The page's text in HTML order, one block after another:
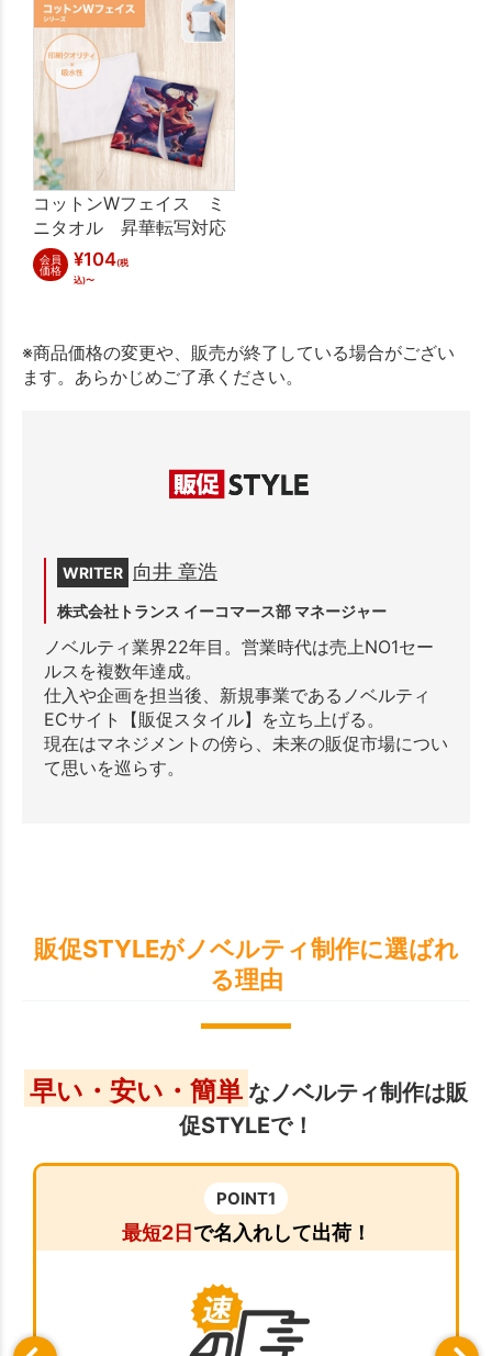
コットンWフェイス ミ
ニタオル 昇華転写対応
会員
価格
¥104(税
込)〜
※商品価格の変更や、販売が終了している場合がござい
ます。あらかじめご了承ください。
WRITER 向井 章浩
株式会社トランス イーコマース部 マネージャー
ノベルティ業界22年目。営業時代は売上NO1セー
ルスを複数年達成。
仕入や企画を担当後、新規事業であるノベルティ
ECサイト【販促スタイル】を立ち上げる。
現在はマネジメントの傍ら、未来の販促市場につい
て思いを巡らす。
販促STYLEがノベルティ制作に選ばれ
る理由
早い・安い・簡単 なノベルティ制作は販
促STYLEで！
POINT1
最短2日 で名入れして出荷！